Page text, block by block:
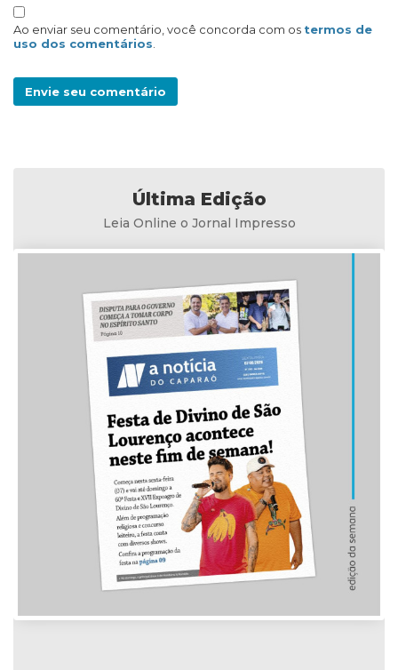
Ao enviar seu comentário, você concorda com os termos de
uso dos comentários
Envie seu comentário
Última Edição
Leia Online o Jornal Impresso